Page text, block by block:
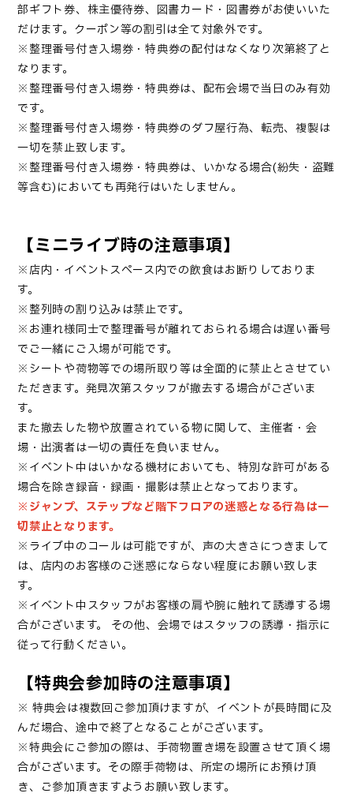
部ギフト券、株主優待券、図書カード・図書券がお使いいた
だけます。クーポン等の割引は全て対象外です。
※整理番号付き入場券 ・特典券の配付はなくなり次第終了と
なります。
※整理番号付き入場券 ・特典券は、配布会場で当日のみ有効
です。
※整理番号付き入場券・特典券のダフ屋行為、転売、複製は
一切を禁止致します。
※整理番号付き入場券 ・特典券は、いかなる場合(紛失・盗難
等含む)においても再発行はいたしません。
【ミニライブ時の注意事項】
※店内・イベントスペース内での飲食はお断りしておりま
す。
※整列時の割り込みは禁止です。
※お連れ様同士で整理番号が離れておられる場合は遅い番号
でご一緒にご入場が可能です。
※シートや荷物等での場所取り等は全面的に禁止とさせてい
ただきます。発見次第スタッフが撤去する場合がございま
す。
また撤去した物や放置されている物に関して、主催者・会
場・出演者は一切の責任を負いません。
※イベント中はいかなる機材においても、特別な許可がある
場合を除き録音・録画・撮影は禁止となっております。
※ジャンプ、ステップなど階下フロアの迷惑となる行為は一
切禁止となります。
※ライブ中のコールは可能ですが、声の大きさにつきまして
は、店内のお客様のご迷惑にならない程度にお願い致しま
す。
※イベント中スタッフがお客様の肩や腕に触れて誘導する場
合がございます。
その他、会場ではスタッフの誘導・指示に
従って行動ください。
【特典会参加時の注意事項】
※ 特典会は複数回ご参加頂けますが、イベントが長時間に及
んだ場合、途中で終了となることがございます。
※特典会にご参加の際は、手荷物置き場を設置させて頂く場
合がございます。その際手荷物は、所定の場所にお預け頂
き、ご参加頂きますようお願い致します。